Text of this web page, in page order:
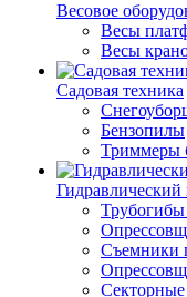
Весовое
Весы
Весы
Садовая техника
Бензопилы
Триммеры
Гидравлический
Трубогибы
Съемники